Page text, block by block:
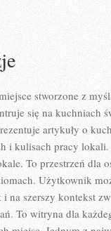
stworzone z
się na kuchniach
artykuły o
i kulisach pracy
To przestrzeń dla
Użytkownik
na szerszy kontekst
To witryna dla